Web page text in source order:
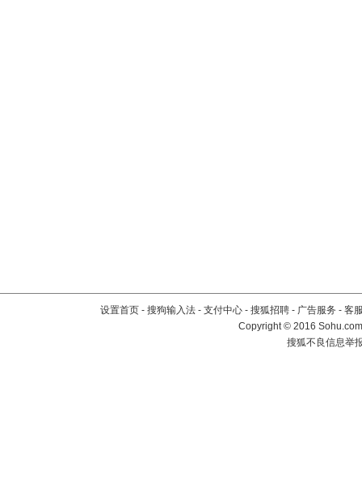
设置首页 - 搜狗输入法 - 支付中心 - 搜狐招聘 - 广告服务 - 客
Copyright©2016
搜狐不良信息举